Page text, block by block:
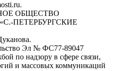
ОБЩЕСТВО
ПЕТЕРБУРГСКИЕ
Эл № ФС77-89047
по надзору в сфере связи,
и массовых коммуникаций